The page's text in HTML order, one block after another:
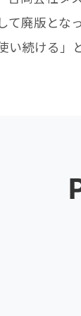
て廃版とな
い続ける」